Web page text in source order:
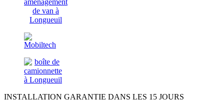
INSTALLATION GARANTIE DANS LES 15 JOURS